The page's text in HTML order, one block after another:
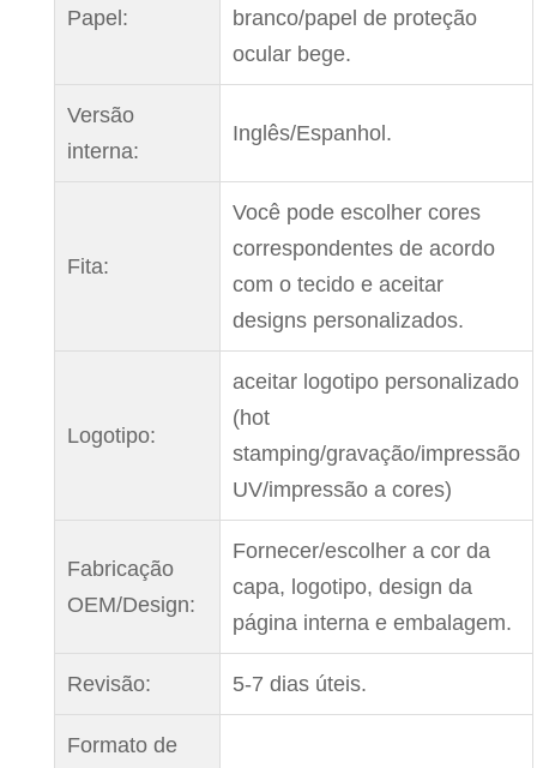
Papel:
branco/papel de proteção
ocular bege.
Versão
interna:
Inglês/Espanhol.
Fita:
Você pode escolher cores
correspondentes de acordo
com o tecido e aceitar
designs personalizados.
Logotipo:
aceitar logotipo personalizado
(hot
stamping/gravação/impressão
UV/impressão a cores)
Fabricação
OEM/Design:
Fornecer/escolher a cor da
capa, logotipo, design da
página interna e embalagem.
Revisão: 5-7 dias úteis.
Formato de